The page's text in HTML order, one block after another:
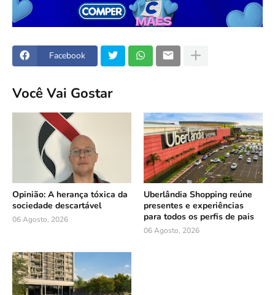
Facebook
Você Vai Gostar
Opinião: A herança tóxica da
sociedade descartável
06 Agosto, 2026
Uberlândia Shopping reúne
presentes e experiências
para todos os perfis de pais
06 Agosto, 2026